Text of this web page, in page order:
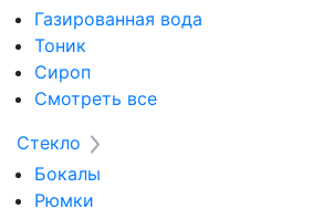
Газированная вода
Тоник
Сироп
Смотреть все
Стекло
Бокалы
Рюмки